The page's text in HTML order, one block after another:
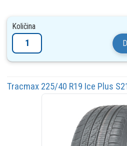
Količina
Tracmax 225/40 R19 Ice Plus